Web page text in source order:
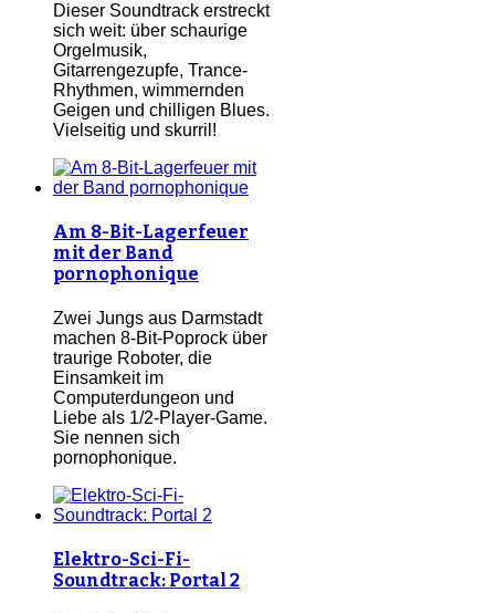
Dieser Soundtrack erstreckt
sich weit: über schaurige
Orgelmusik,
Gitarrengezupfe, Trance-
Rhythmen, wimmernden
Geigen und chilligen Blues.
Vielseitig und skurril!
Am 8-Bit-Lagerfeuer
mit der Band
pornophonique
Zwei Jungs aus Darmstadt
machen 8-Bit-Poprock über
traurige Roboter, die
Einsamkeit im
Computerdungeon und
Liebe als 1/2-Player-Game.
Sie nennen sich
pornophonique.
Elektro-Sci-Fi-
Soundtrack: Portal 2